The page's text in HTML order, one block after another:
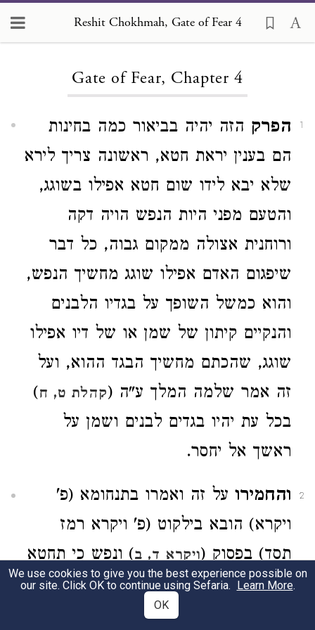
Reshit Chokhmah, Gate of Fear 4
Gate of Fear, Chapter 4
1 הפרק הזה יהיה בביאור כמה בחינות
הם בענין יראת חטא, ראשונה צריך לירא
שלא יבא לידו שום חטא אפילו בשוגג,
והטעם מפני היות הנפש הויה דקה
ורוחנית אצולה ממקום גבוה, כל דבר
שיפגום האדם אפילו שוגג מחשיך הנפש,
והוא כמשל השופך על בגדיו הלבנים
והנקיים קיתון של שמן או של דיו אפילו
שוגג, שהכתם מחשיך הבגד ההוא, ועל
זה אמר שלמה המלך ע"ה (קהלת ט, ח)
בכל עת יהיו בגדים לבנים ושמן על
ראשך אל יחסר.
2 והחמירו על זה ואמרו בתנחומא (פ'
ויקרא) הובא בילקוט (פ' ויקרא רמז
תסד) בפסוק (ויקרא ד, ב) ונפש כי תחטא
בשגגה, משל למה הדבר דומה לשני בני
אדם שחטאו על המלך, אחד קרתני ואחד
We use cookies to give you the best experience possible on
our site. Click OK to continue using Sefaria. Learn More.
OK